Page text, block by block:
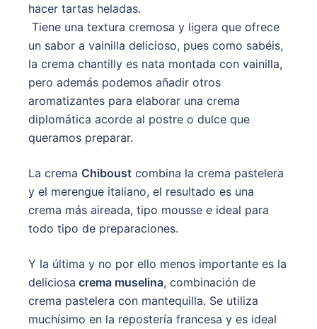
hacer tartas heladas.
Tiene una textura cremosa y ligera que ofrece
un sabor a vainilla delicioso, pues como sabéis,
la crema chantilly es nata montada con vainilla,
pero además podemos añadir otros
aromatizantes para elaborar una crema
diplomática acorde al postre o dulce que
queramos preparar.
La crema Chiboust combina la crema pastelera
y el merengue italiano, el resultado es una
crema más aireada, tipo mousse e ideal para
todo tipo de preparaciones.
Y la última y no por ello menos importante es la
deliciosa crema muselina, combinación de
crema pastelera con mantequilla. Se utiliza
muchísimo en la repostería francesa y es ideal